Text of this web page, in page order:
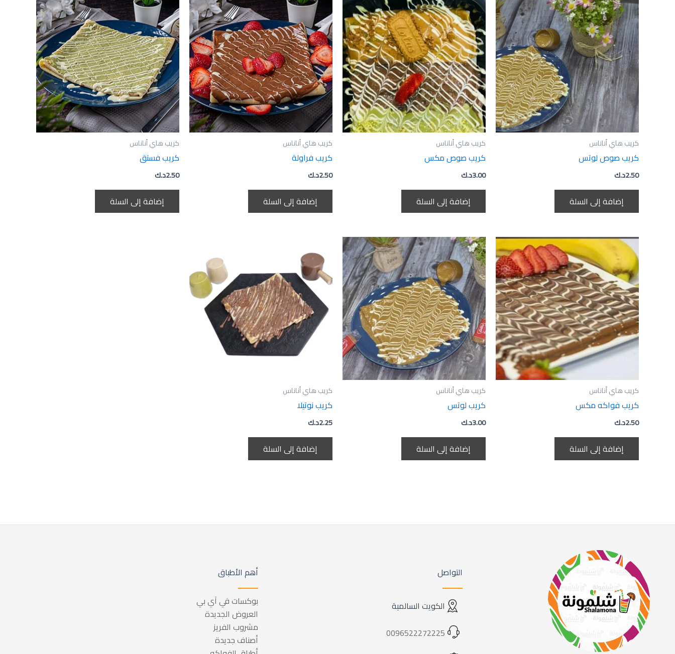
كريب هاي أناناس
كريب صوص لوتس
د.ك2.50
إضافة إلى السلة
كريب هاي أناناس
كريب صوص مكس
د.ك3.00
إضافة إلى السلة
كريب هاي أناناس
كريب فراولة
د.ك2.50
إضافة إلى السلة
كريب هاي أناناس
كريب فستق
د.ك2.50
إضافة إلى السلة
كريب هاي أناناس
كريب فواكه مكس
د.ك2.50
إضافة إلى السلة
كريب هاي أناناس
كريب لوتس
د.ك3.00
إضافة إلى السلة
كريب هاي أناناس
كريب نوتيلا
د.ك2.25
إضافة إلى السلة
التواصل
الكويت السالمية
0096522272225
أهم الأطباق
بوكسات في آي بي
العروض الجديدة
مشروب الفريز
أصناف جديدة